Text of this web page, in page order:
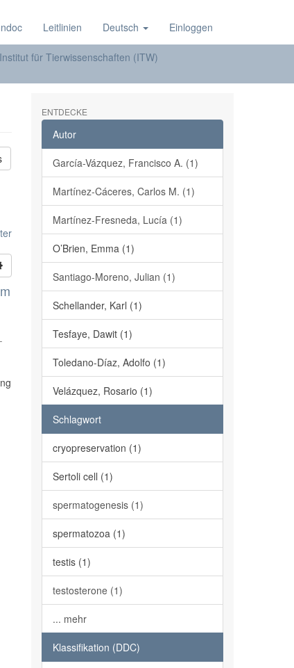
Leitlinien Deutsch Einloggen
Institut für Tierwissenschaften (ITW)
ENTDECKE
Autor
García-Vázquez, Francisco A. (1)
Martínez-Cáceres, Carlos M. (1)
Martínez-Fresneda, Lucía (1)
O’Brien, Emma (1)
Santiago-Moreno, Julian (1)
Schellander, Karl (1)
Tesfaye, Dawit (1)
Toledano-Díaz, Adolfo (1)
Velázquez, Rosario (1)
Schlagwort
cryopreservation (1)
Sertoli cell (1)
spermatogenesis (1)
spermatozoa (1)
testis (1)
testosterone (1)
... mehr
Klassifikation (DDC)